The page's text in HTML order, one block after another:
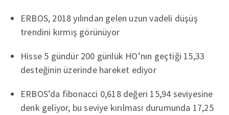
ERBOS, 2018 yılından gelen uzun vadeli düşüş
trendini kırmış görünüyor
Hisse 5 gündür 200 günlük HO’nın geçtiği 15,33
desteğinin üzerinde hareket ediyor
ERBOS’da fibonacci 0,618 değeri 15,94 seviyesine
denk geliyor, bu seviye kırılması durumunda 17,25